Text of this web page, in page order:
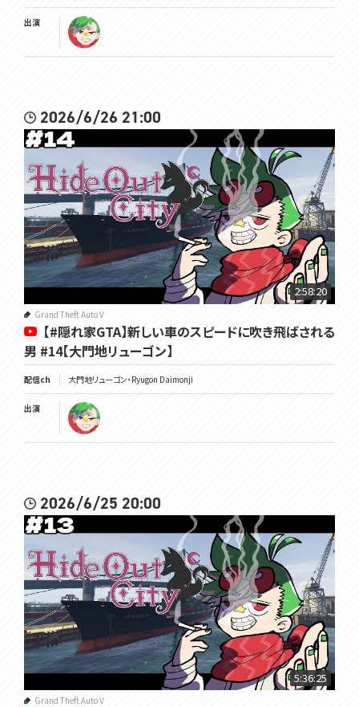
出演
2026/6/26 21:00
2:58:20
Grand Theft Auto V
【#隠れ家GTA】新しい車のスピードに吹き飛ばされる
男 #14【大門地リューゴン】
配信ch 大門地リューゴン・Ryugon Daimonji
出演
2026/6/25 20:00
5:36:25
Grand Theft Auto V